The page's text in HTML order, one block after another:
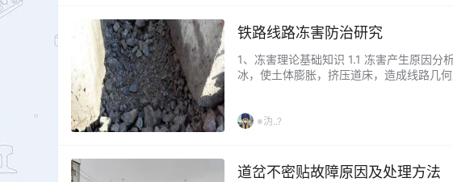
铁路线路冻害防治研究
1、冻害理论基础知识 1.1 冻害产生原因分
冰，使土体膨胀，挤压道床，造成线路几
度是媒介，水分是条件。按…...
※沩..?
道岔不密贴故障原因及处理方法